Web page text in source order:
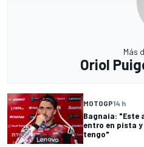
Más
Oriol
MOTOGP14 h
Bagnaia: "Este
entro en pista
tengo"